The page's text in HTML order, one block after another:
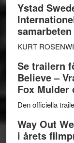
Ystad
samarbeten
KURT
Se trailern
Believe –
Fox Mulder
Den officiella
Way Out
i årets